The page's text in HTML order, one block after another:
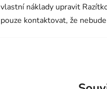
vlastní náklady upravit
pouze kontaktovat, že